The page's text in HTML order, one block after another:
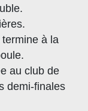
termine à la
au club de
demi-finales